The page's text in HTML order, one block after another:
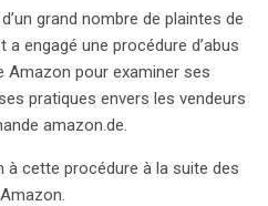
grand nombre de plaintes de
engagé une procédure d’abus
pour examiner ses
pratiques envers les vendeurs
amazon.de.
à cette procédure à la suite des